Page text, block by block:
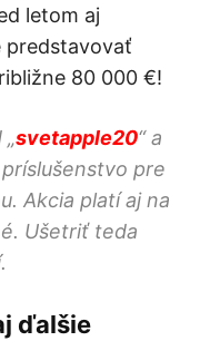
letom aj
predstavovať
80 000 €!
svetapple20“ a
pre
Akcia platí aj na
Ušetriť teda
ďalšie